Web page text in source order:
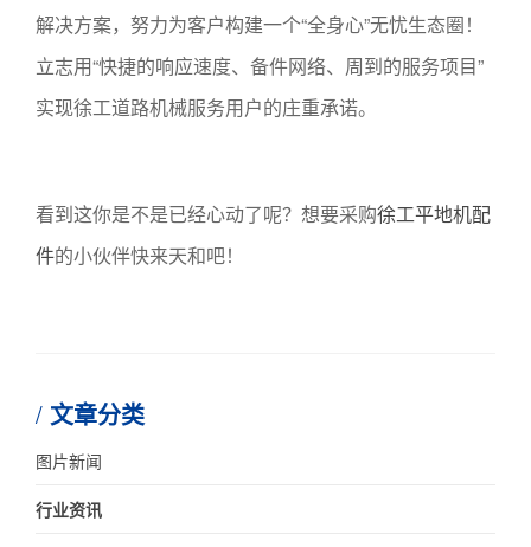
解决方案，努力为客户构建一个“全身心”无忧生态圈！
立志用“快捷的响应速度、备件网络、周到的服务项目”
实现徐工道路机械服务用户的庄重承诺。
看到这你是不是已经心动了呢？想要采购徐工平地机配
件的小伙伴快来天和吧！
文章分类
图片新闻
行业资讯